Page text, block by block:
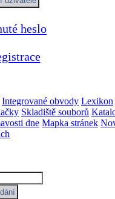
heslo
Integrované obvody Lexikon
Skladiště souborů
dne Mapka stránek